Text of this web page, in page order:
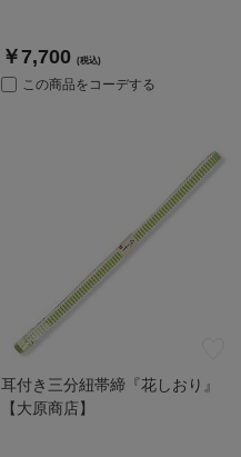
￥7,700 (税込)
この商品をコーデする
耳付き三分紐帯締『花しおり』
【大原商店】